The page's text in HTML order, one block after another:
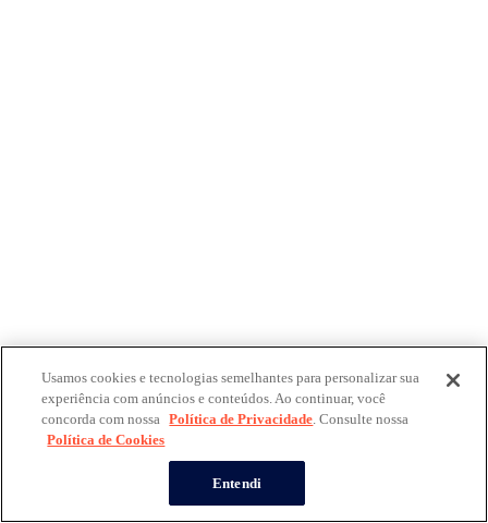
Usamos cookies e tecnologias semelhantes para personalizar sua
experiência com anúncios e conteúdos. Ao continuar, você
concorda com nossa Política de Privacidade. Consulte nossa
Política de Cookies
Entendi